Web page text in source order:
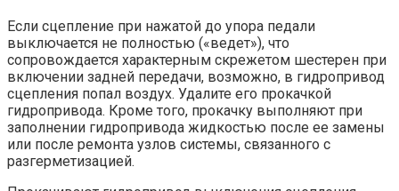
Если сцепление при нажатой до упора педали
выключается не полностью («ведет»), что
сопровождается характерным скрежетом шестерен при
включении задней передачи, возможно, в гидропривод
сцепления попал воздух. Удалите его прокачкой
гидропривода. Кроме того, прокачку выполняют при
заполнении гидропривода жидкостью после ее замены
или после ремонта узлов системы, связанного с
разгерметизацией.